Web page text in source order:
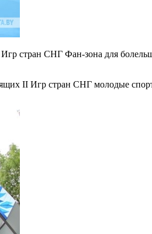
стран СНГ Фан-зона для
II Игр стран СНГ молодые